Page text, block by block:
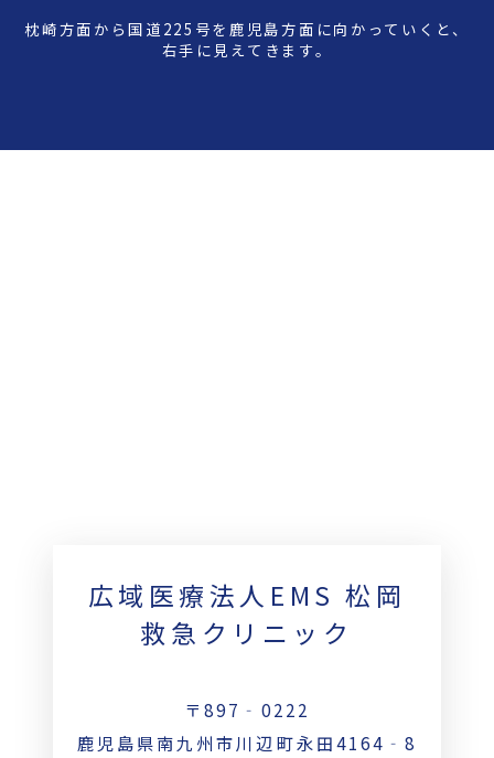
枕崎方面から国道225号を鹿児島方面に向かっていくと、
右手に見えてきます。
広域医療法人EMS 松岡
救急クリニック
〒897‐0222
鹿児島県南九州市川辺町永田4164‐8